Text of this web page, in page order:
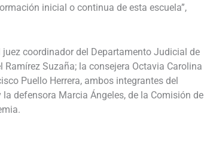
inicial o continua de esta escuela”,
juez coordinador del Departamento Judicial de
Suzaña; la consejera Octavia Carolina
Puello Herrera, ambos integrantes del
defensora Marcia Ángeles, de la Comisión de